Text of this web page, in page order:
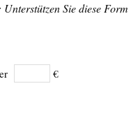
Sie diese Form
€